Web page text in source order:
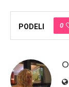
PODELI 0